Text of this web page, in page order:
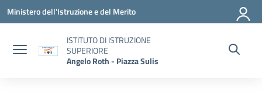
Vai ai contenuti
Vai al menu di navigazione
Vai al footer
Ministero dell'Istruzione e del Merito
ISTITUTO DI ISTRUZIONE
SUPERIORE
Angelo Roth - Piazza Sulis